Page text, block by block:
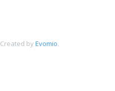
Created byEvomio.